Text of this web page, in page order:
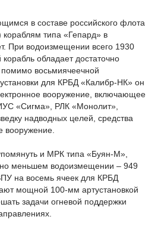
в составе российского флота
типа «Гепард» в
При водоизмещении всего 1930
обладает достаточно
восьмиячеечной
для КРБД «Калибр-НК» он
вооружение, включающее
«Сигма», РЛК «Монолит»,
надводных целей, средства
вооружение.
и МРК типа «Буян-М»,
меньшем водоизмещении – 949
на восемь ячеек для КРБД
мощной 100-мм артустановкой
задачи огневой поддержки